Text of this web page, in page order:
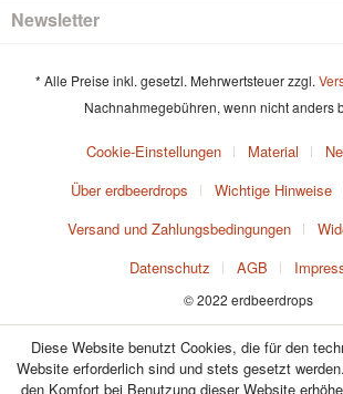
Newsletter
* Alle Preise inkl. gesetzl. Mehrwertsteuer zzgl.
Nachnahmegebühren, wenn nicht anders
Cookie-Einstellungen Material
Über erdbeerdrops
Wichtige Hinweise
Versand und Zahlungsbedingungen
Datenschutz
AGB
© 2022 erdbeerdrops
Diese Website benutzt Cookies, die für den
Website erforderlich sind und stets gesetzt
den Komfort bei Benutzung dieser Website